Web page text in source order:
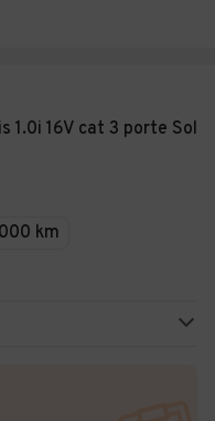
1.0i 16V cat 3 porte Sol
km